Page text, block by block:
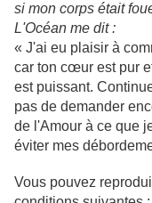
si mon corps était
L'Océan me dit :
« J'ai eu plaisir à
car ton cœur est pur
est puissant.
pas de demander
de l'Amour à ce que
éviter mes
Vous pouvez